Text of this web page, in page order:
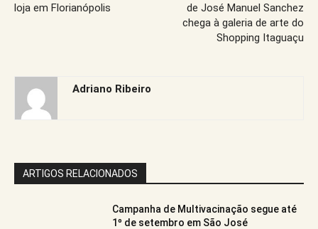
loja em Florianópolis
de José Manuel Sanchez
chega à galeria de arte do
Shopping Itaguaçu
Adriano Ribeiro
ARTIGOS RELACIONADOS
Campanha de Multivacinação segue até
1º de setembro em São José